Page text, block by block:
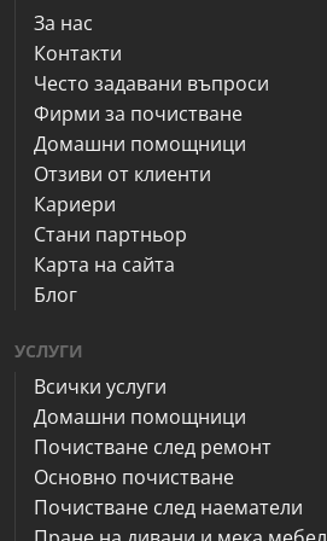
За нас
Контакти
Често задавани въпроси
Фирми за почистване
Домашни помощници
Отзиви от клиенти
Кариери
Стани партньор
Карта на сайта
Блог
УСЛУГИ
Всички услуги
Домашни помощници
Почистване след ремонт
Основно почистване
Почистване след наематели